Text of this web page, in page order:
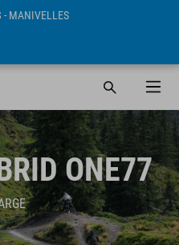
- MANIVELLES
ONE77